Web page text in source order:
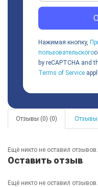
Нажимая кнопку,
пользовательского
by reCAPTCHA and
Terms of Service
Отзывы (0) (0) Отзывы
Ещё никто не оставил отзывов.
Оставить отзыв
Ещё никто не оставил отзывов.